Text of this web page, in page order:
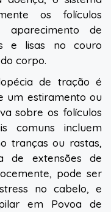
os folículos
de
e lisas no couro
corpo.
de tração é
um estiramento ou
sobre os folículos
comuns incluem
tranças ou rastas,
de extensões de
pode ser
no cabelo, e
em Povoa de